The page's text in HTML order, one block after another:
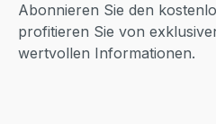
Abonnieren Sie den
profitieren Sie von
wertvollen Informationen.